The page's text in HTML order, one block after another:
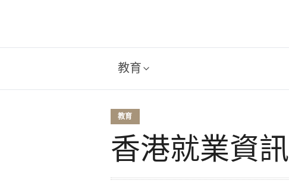
教育
教育
香港就業資訊